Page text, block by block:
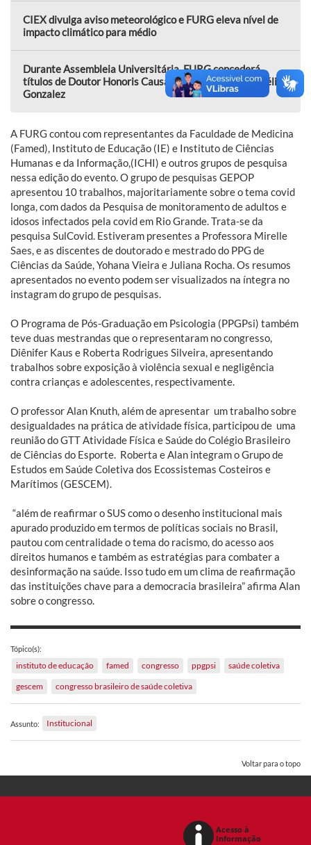
CIEX divulga aviso meteorológico e FURG eleva nível de
impacto climático para médio
Durante Assembleia Universitária, FURG concederá
títulos de Doutor Honoris Causa a Ernesto Alquati e Lélia
Gonzalez
A FURG contou com representantes da Faculdade de Medicina
(Famed), Instituto de Educação (IE) e Instituto de Ciências
Humanas e da Informação,(ICHI) e outros grupos de pesquisa
nessa edição do evento. O grupo de pesquisas GEPOP
apresentou 10 trabalhos, majoritariamente sobre o tema covid
longa, com dados da Pesquisa de monitoramento de adultos e
idosos infectados pela covid em Rio Grande. Trata-se da
pesquisa SulCovid. Estiveram presentes a Professora Mirelle
Saes, e as discentes de doutorado e mestrado do PPG de
Ciências da Saúde, Yohana Vieira e Juliana Rocha. Os resumos
apresentados no evento podem ser visualizados na íntegra no
instagram do grupo de pesquisas.
O Programa de Pós-Graduação em Psicologia (PPGPsi) também
teve duas mestrandas que o representaram no congresso,
Diênifer Kaus e Roberta Rodrigues Silveira, apresentando
trabalhos sobre exposição à violência sexual e negligência
contra crianças e adolescentes, respectivamente.
O professor Alan Knuth, além de apresentar um trabalho sobre
desigualdades na prática de atividade física, participou de uma
reunião do GTT Atividade Física e Saúde do Colégio Brasileiro
de Ciências do Esporte. Roberta e Alan integram o Grupo de
Estudos em Saúde Coletiva dos Ecossistemas Costeiros e
Marítimos (GESCEM).
“além de reafirmar o SUS como o desenho institucional mais
apurado produzido em termos de políticas sociais no Brasil,
pautou com centralidade o tema do racismo, do acesso aos
direitos humanos e também as estratégias para combater a
desinformação na saúde. Isso tudo em um clima de reafirmação
das instituições chave para a democracia brasileira” afirma Alan
sobre o congresso.
Tópico(s):
instituto de educação famed congresso ppgpsi
saúde coletiva
gescem
congresso brasileiro de saúde coletiva
Assunto: Institucional
Voltar para o topo